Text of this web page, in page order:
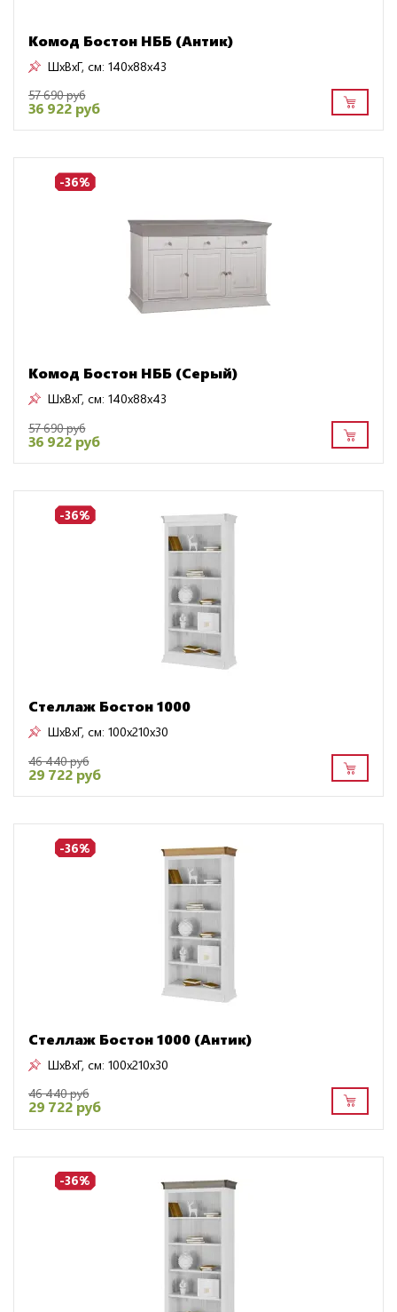
Комод Бостон НББ (Антик)
ШxВxГ, см: 140x88x43
57 690 руб
36 922 руб
-36%
Комод Бостон НББ (Серый)
ШxВxГ, см: 140x88x43
57 690 руб
36 922 руб
-36%
Стеллаж Бостон 1000
ШxВxГ, см: 100x210x30
46 440 руб
29 722 руб
-36%
Стеллаж Бостон 1000 (Антик)
ШxВxГ, см: 100x210x30
46 440 руб
29 722 руб
-36%